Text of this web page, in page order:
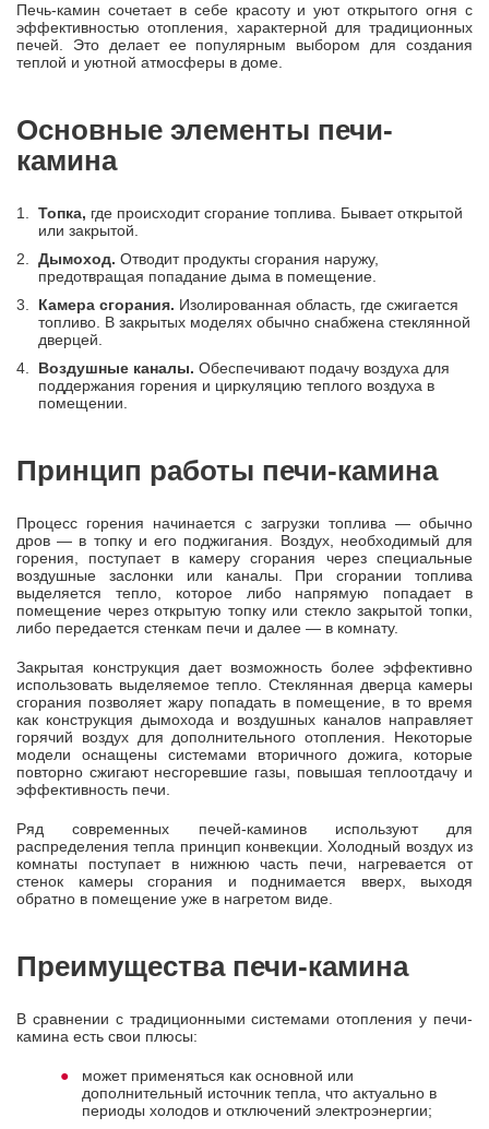
Печь-камин сочетает в себе красоту и уют открытого огня с
эффективностью отопления, характерной для традиционных
печей. Это делает ее популярным выбором для создания
теплой и уютной атмосферы в доме.
Основные элементы печи-
камина
Топка, где происходит сгорание топлива. Бывает открытой
или закрытой.
Дымоход. Отводит продукты сгорания наружу,
предотвращая попадание дыма в помещение.
Камера сгорания. Изолированная область, где сжигается
топливо. В закрытых моделях обычно снабжена стеклянной
дверцей.
Воздушные каналы. Обеспечивают подачу воздуха для
поддержания горения и циркуляцию теплого воздуха в
помещении.
Принцип работы печи-камина
Процесс горения начинается с загрузки топлива — обычно
дров — в топку и его поджигания. Воздух, необходимый для
горения, поступает в камеру сгорания через специальные
воздушные заслонки или каналы. При сгорании топлива
выделяется тепло, которое либо напрямую попадает в
помещение через открытую топку или стекло закрытой топки,
либо передается стенкам печи и далее — в комнату.
Закрытая конструкция дает возможность более эффективно
использовать выделяемое тепло. Стеклянная дверца камеры
сгорания позволяет жару попадать в помещение, в то время
как конструкция дымохода и воздушных каналов направляет
горячий воздух для дополнительного отопления. Некоторые
модели оснащены системами вторичного дожига, которые
повторно сжигают несгоревшие газы, повышая теплоотдачу и
эффективность печи.
Ряд современных печей-каминов используют для
распределения тепла принцип конвекции. Холодный воздух из
комнаты поступает в нижнюю часть печи, нагревается от
стенок камеры сгорания и поднимается вверх, выходя
обратно в помещение уже в нагретом виде.
Преимущества печи-камина
В сравнении с традиционными системами отопления у печи-
камина есть свои плюсы:
может применяться как основной или
дополнительный источник тепла, что актуально в
периоды холодов и отключений электроэнергии;